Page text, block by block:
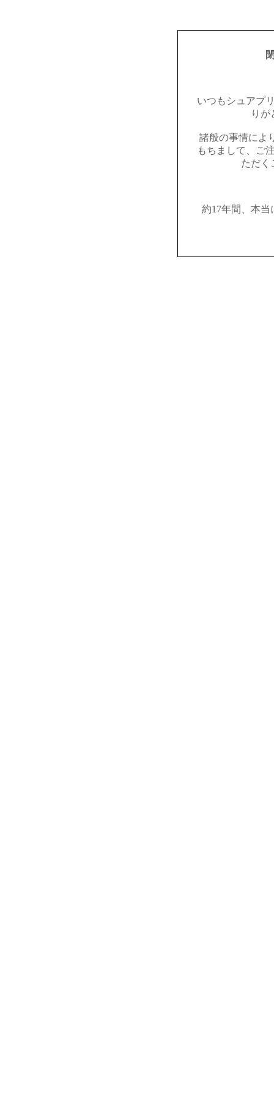
いつもシュアプ
りが
諸般の事情によ
もちまして、ご
ただく
約17年間、本